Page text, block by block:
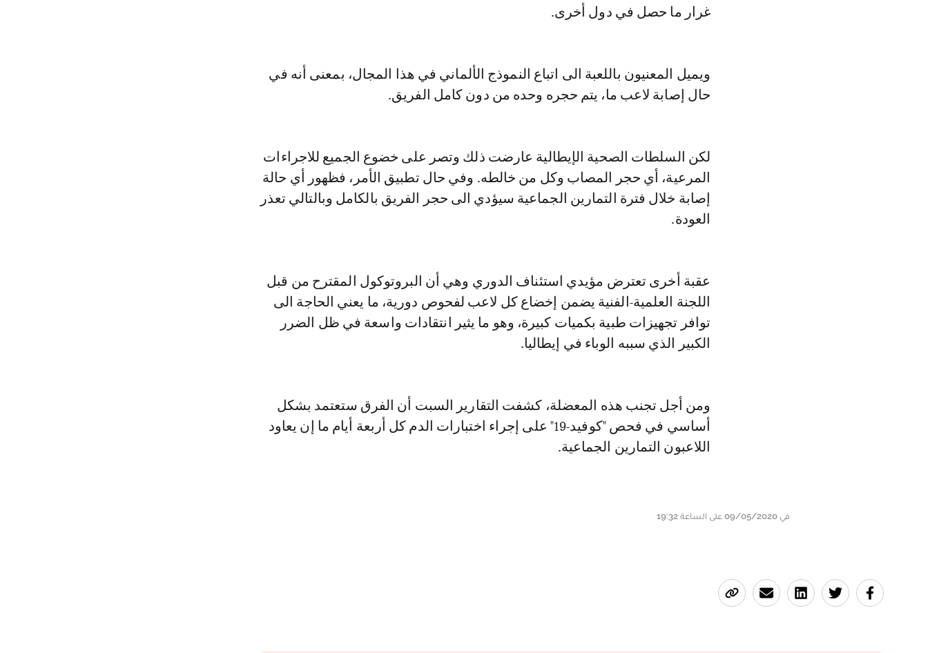
غرار ما حصل في دول أخرى.
ويميل المعنيون باللعبة الى اتباع النموذج الألماني في هذا المجال، بمعنى أنه في
حال إصابة لاعب ما، يتم حجره وحده من دون كامل الفريق.
لكن السلطات الصحية الإيطالية عارضت ذلك وتصر على خضوع الجميع للاجراءات
المرعية، أي حجر المصاب وكل من خالطه. وفي حال تطبيق الأمر، فظهور أي حالة
إصابة خلال فترة التمارين الجماعية سيؤدي الى حجر الفريق بالكامل وبالتالي تعذر
العودة.
عقبة أخرى تعترض مؤيدي استئناف الدوري وهي أن البروتوكول المقترح من قبل
اللجنة العلمية-الفنية يضمن إخضاع كل لاعب لفحوص دورية، ما يعني الحاجة الى
توافر تجهيزات طبية بكميات كبيرة، وهو ما يثير انتقادات واسعة في ظل الضرر
الكبير الذي سببه الوباء في إيطاليا.
ومن أجل تجنب هذه المعضلة، كشفت التقارير السبت أن الفرق ستعتمد بشكل
أساسي في فحص "كوفيد-19" على إجراء اختبارات الدم كل أربعة أيام ما إن يعاود
اللاعبون التمارين الجماعية.
في 09/05/2020 على الساعة 19:32